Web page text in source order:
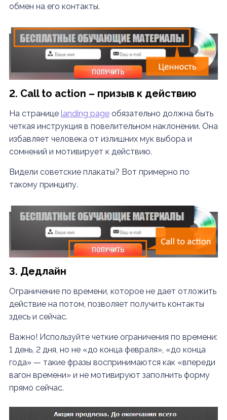
обмен на его контакты.
2. Call to action – призыв к действию
На странице landing pageобязательно должна быть
четкая инструкция в повелительном наклонении. Она
избавляет человека от излишних мук выбора и
сомнений и мотивирует к действию.
Видели советские плакаты? Вот примерно по
такому принципу.
3. Дедлайн
Ограничение по времени, которое не дает отложить
действие на потом, позволяет получить контакты
здесь и сейчас.
Важно! Используйте четкие ограничения по времени:
1 день, 2 дня, но не «до конца февраля», «до конца
года» — такие фразы воспринимаются как «впереди
вагон времени» и не мотивируют заполнить форму
прямо сейчас.